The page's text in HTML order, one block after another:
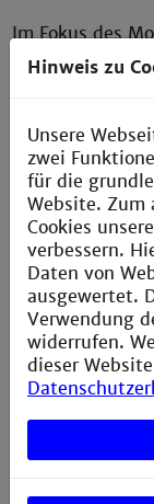
Im Fokus des
Interesse am
Bewerbungen
15.11.-15.01.
September
|| Mehr Infos
Hinweis zu
Unsere
zwei
für die
Website. Zum
Cookies
verbessern.
Daten von
ausgewertet.
Verwendung
widerrufen.
dieser